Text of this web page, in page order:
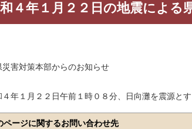
４年１月２２日の地震による
災害対策本部からのお知らせ
年１月２２日午前１時０８分、日向灘を震源と
ページに関するお問い合わせ先